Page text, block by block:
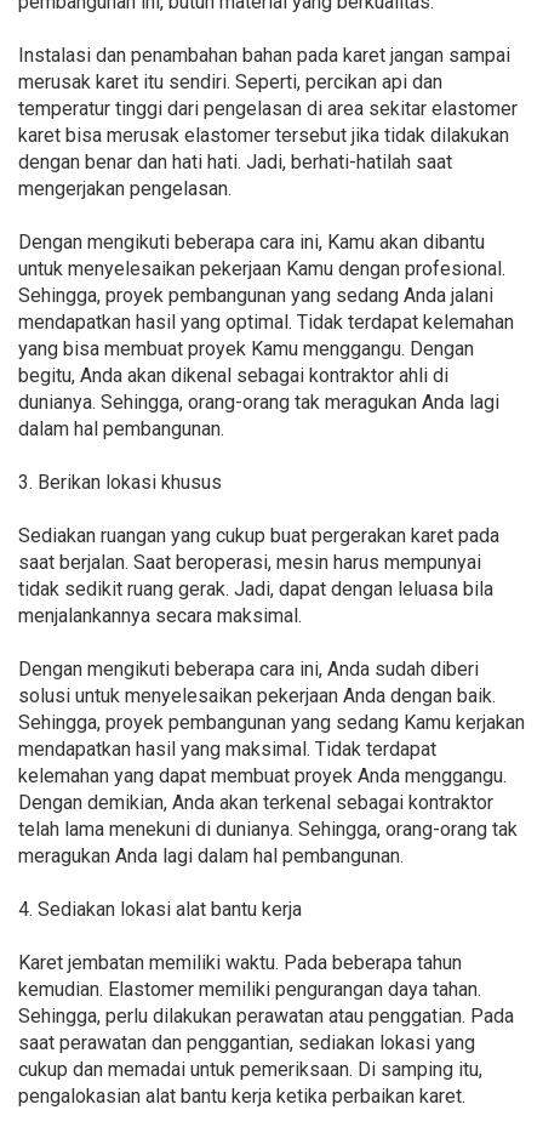
Instalasi dan penambahan bahan pada karet jangan sampai
merusak karet itu sendiri. Seperti, percikan api dan
temperatur tinggi dari pengelasan di area sekitar elastomer
karet bisa merusak elastomer tersebut jika tidak dilakukan
dengan benar dan hati hati. Jadi, berhati-hatilah saat
mengerjakan pengelasan.
Dengan mengikuti beberapa cara ini, Kamu akan dibantu
untuk menyelesaikan pekerjaan Kamu dengan profesional.
Sehingga, proyek pembangunan yang sedang Anda jalani
mendapatkan hasil yang optimal. Tidak terdapat kelemahan
yang bisa membuat proyek Kamu menggangu. Dengan
begitu, Anda akan dikenal sebagai kontraktor ahli di
dunianya. Sehingga, orang-orang tak meragukan Anda lagi
dalam hal pembangunan.
3. Berikan lokasi khusus
Sediakan ruangan yang cukup buat pergerakan karet pada
saat berjalan. Saat beroperasi, mesin harus mempunyai
tidak sedikit ruang gerak. Jadi, dapat dengan leluasa bila
menjalankannya secara maksimal.
Dengan mengikuti beberapa cara ini, Anda sudah diberi
solusi untuk menyelesaikan pekerjaan Anda dengan baik.
Sehingga, proyek pembangunan yang sedang Kamu kerjakan
mendapatkan hasil yang maksimal. Tidak terdapat
kelemahan yang dapat membuat proyek Anda menggangu.
Dengan demikian, Anda akan terkenal sebagai kontraktor
telah lama menekuni di dunianya. Sehingga, orang-orang tak
meragukan Anda lagi dalam hal pembangunan.
4. Sediakan lokasi alat bantu kerja
Karet jembatan memiliki waktu. Pada beberapa tahun
kemudian. Elastomer memiliki pengurangan daya tahan.
Sehingga, perlu dilakukan perawatan atau penggatian. Pada
saat perawatan dan penggantian, sediakan lokasi yang
cukup dan memadai untuk pemeriksaan. Di samping itu,
pengalokasian alat bantu kerja ketika perbaikan karet.